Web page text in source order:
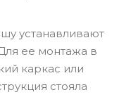
устанавливают
ее монтажа в
каркас или
стояла